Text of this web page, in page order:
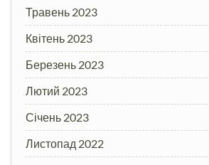
Травень 2023
Квітень 2023
Березень 2023
Лютий 2023
Січень 2023
Листопад 2022